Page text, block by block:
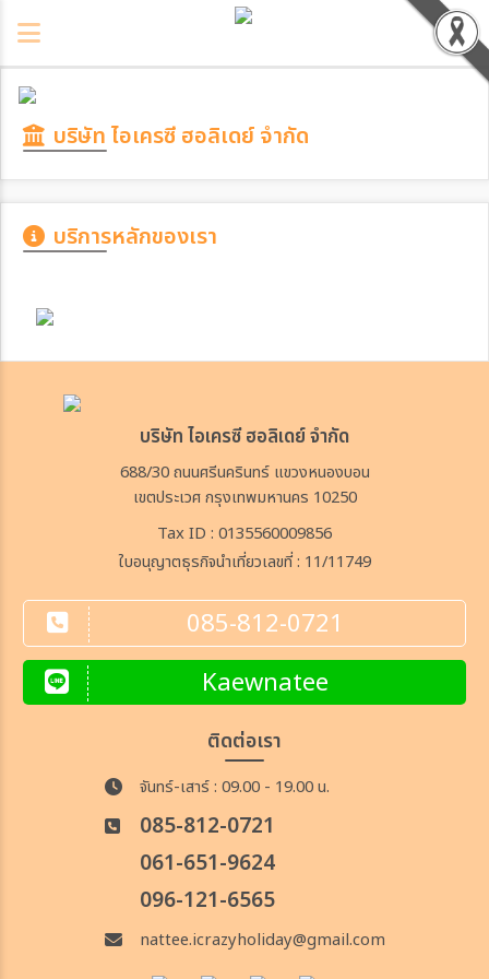
บริษัท ไอเครซี ฮอลิเดย์ จำกัด
บริการหลักของเรา
บริษัท ไอเครซี ฮอลิเดย์ จำกัด
688/30 ถนนศรีนครินทร์ แขวงหนองบอน
เขตประเวศ กรุงเทพมหานคร 10250
Tax ID : 0135560009856
ใบอนุญาตธุรกิจนำเที่ยวเลขที่ : 11/11749
085-812-0721
Kaewnatee
ติดต่อเรา
จันทร์-เสาร์ : 09.00 - 19.00 น.
085-812-0721
061-651-9624
096-121-6565
nattee.icrazyholiday@gmail.com